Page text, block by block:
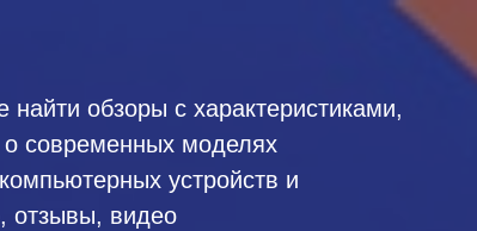
найти обзоры с характеристиками,
современных моделях
устройств и
отзывы, видео